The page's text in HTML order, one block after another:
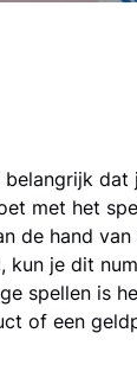
met het
de hand
je dit
spellen is
of een